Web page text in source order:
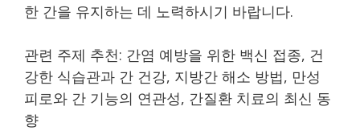
한 간을 유지하는 데 노력하시기 바랍니다.
관련 주제 추천: 간염 예방을 위한 백신 접종, 건
강한 식습관과 간 건강, 지방간 해소 방법, 만성
피로와 간 기능의 연관성, 간질환 치료의 최신 동
향